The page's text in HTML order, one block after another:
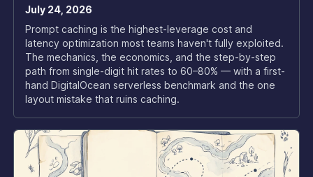
July 24, 2026
Prompt caching is the highest-leverage cost and
latency optimization most teams haven't fully exploited.
The mechanics, the economics, and the step-by-step
path from single-digit hit rates to 60–80% — with a first-
hand DigitalOcean serverless benchmark and the one
layout mistake that ruins caching.